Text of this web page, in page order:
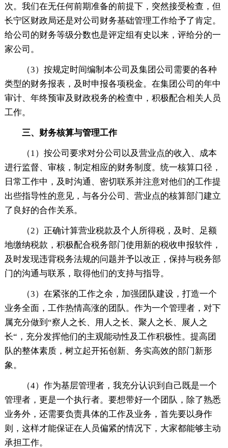
次。我们在无任何前期准备的前提下，突然接受检查，但
长宁区财政局还是对公司财务基础管理工作给予了肯定。
给公司的财务等级分数也是评定组有史以来，评给分的一
家公司。
（3）按规定时间编制本公司及集团公司需要的各种
类型的财务报表，及时申报各项税金。在集团公司的年中
审计、年终预审及财政税务的检查中，积极配合相关人员
工作。
三、财务核算与管理工作
（1）按公司要求对分公司以及营业点的收入、成本
进行监督、审核，制定相应的财务制度。统一核算口径，
日常工作中，及时沟通、密切联系并注意对他们的工作提
出些指导性的意见，与各分公司、营业点的核算部门建立
了良好的合作关系。
（2）正确计算营业税款及个人所得税，及时、足额
地缴纳税款，积极配合税务部门使用新的税收申报软件，
及时发现违背税务法规的问题并予以改正，保持与税务部
门的沟通与联系，取得他们的支持与指导。
（3）在紧张的工作之余，加强团队建设，打造一个
业务全面，工作热情高涨的团队。作为一个管理者，对下
属充分做到“察人之长、用人之长、聚人之长、展人之
长“，充分发挥他们的主观能动性及工作积极性。提高团
队的整体素质，树立起开拓创新、务实高效的部门新形
象。
（4）作为基层管理者，我充分认识到自己既是一个
管理者，更是一个执行者。要想带好一个团队，除了熟悉
业务外，还需要负责具体的工作及业务，首先要以身作
则，这样才能保证在人员偏紧的情况下，大家都能够主动
承担工作。